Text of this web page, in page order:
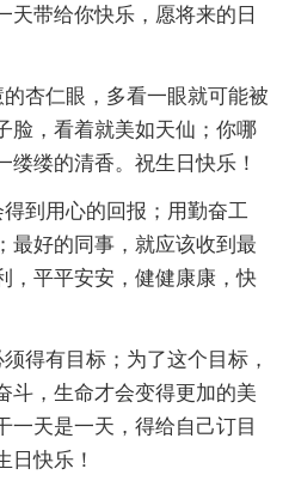
天带给你快乐，愿将来的日
杏仁眼，多看一眼就可能被
脸，看着就美如天仙；你哪
缕的清香。祝生日快乐！
到用心的回报；用勤奋工
最好的同事，就应该收到最
，平平安安，健健康康，快
得有目标；为了这个目标，
斗，生命才会变得更加的美
一天是一天，得给自己订目
日快乐！